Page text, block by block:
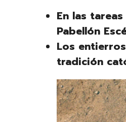
En las
Pabellón
Los
tradición